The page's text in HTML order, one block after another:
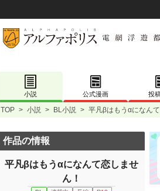
小説 公式漫画 投
TOP > 小説 > BL小説 > 平凡βはもうαになん
作品の情報
平凡βはもうαになんて恋しませ
ん！